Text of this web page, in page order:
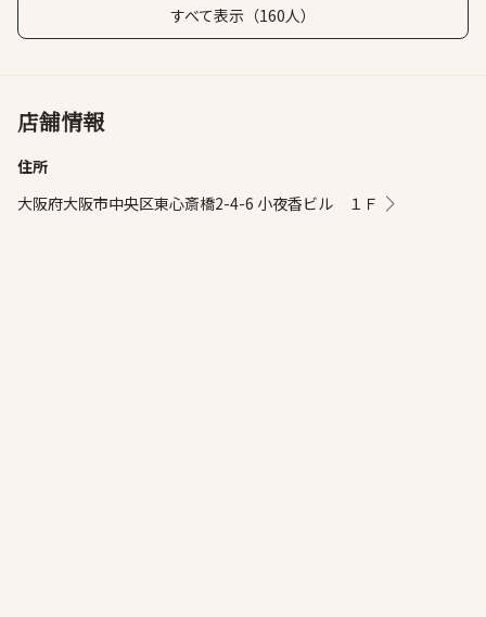
すべて表示（160人）
店舗情報
住所
大阪府大阪市中央区東心斎橋2-4-6 小夜香ビル １Ｆ